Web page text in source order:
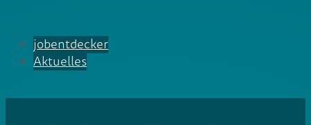
jobentdecker
Aktuelles